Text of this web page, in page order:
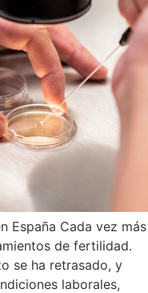
España Cada vez más
de fertilidad.
se ha retrasado, y
laborales,